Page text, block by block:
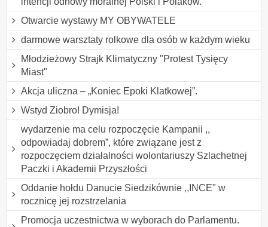
Otwarcie wystawy MY OBYWATELE
darmowe warsztaty rolkowe dla osób w każdym wieku
Młodzieżowy Strajk Klimatyczny "Protest Tysięcy
Miast"
Akcja uliczna – „Koniec Epoki Klatkowej”.
Wstyd Ziobro! Dymisja!
wydarzenie ma celu rozpoczęcie Kampanii ,,
odpowiadaj dobrem”, które związane jest z
rozpoczęciem działalności wolontariuszy Szlachetnej
Paczki i Akademii Przyszłości
Oddanie hołdu Danucie Siedzikównie ,,INCE" w
rocznicę jej rozstrzelania
Promocja uczestnictwa w wyborach do Parlamentu.